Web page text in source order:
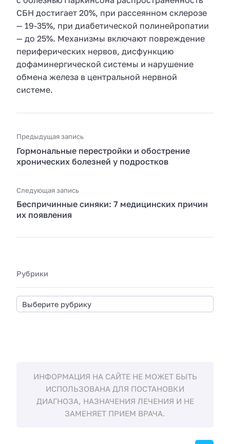
СБН достигает 20%, при рассеянном склерозе
— 19-35%, при диабетической полинейропатии
— до 25%. Механизмы включают повреждение
периферических нервов, дисфункцию
дофаминергической системы и нарушение
обмена железа в центральной нервной
системе.
Предыдущая запись
Гормональные перестройки и обострение
хронических болезней у подростков
Следующая запись
Беспричинные синяки: 7 медицинских причин
их появления
Рубрики
ИНФОРМАЦИЯ НА САЙТЕ НЕ МОЖЕТ БЫТЬ
ИСПОЛЬЗОВАНА ДЛЯ ПОСТАНОВКИ
ДИАГНОЗА, НАЗНАЧЕНИЯ ЛЕЧЕНИЯ И НЕ
ЗАМЕНЯЕТ ПРИЕМ ВРАЧА.